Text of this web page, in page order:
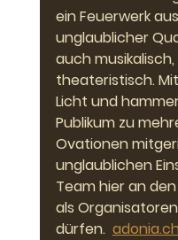
ein Feuerwerk
unglaublicher
auch
theateristisch.
Licht und
Publikum zu
Ovationen
unglaublichen
Team hier an
als
dürfen.